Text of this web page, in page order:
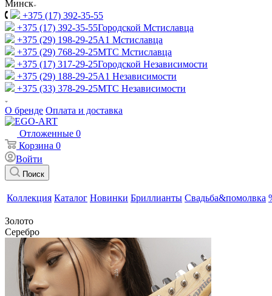
Минск
+375 (17) 392-35-55
+375 (17) 392-35-55Городской Мстиславца
+375 (29) 198-29-25A1 Мстиславца
+375 (29) 768-29-25МТС Мстиславца
+375 (17) 317-29-25Городской Независимости
+375 (29) 188-29-25A1 Независимости
+375 (33) 378-29-25МТС Независимости
О бренде Оплата и доставка
Отложенные 0
Корзина 0
Войти
Поиск
Коллекция Каталог Новинки Бриллианты Свадьба&помолвка
Золото
Серебро